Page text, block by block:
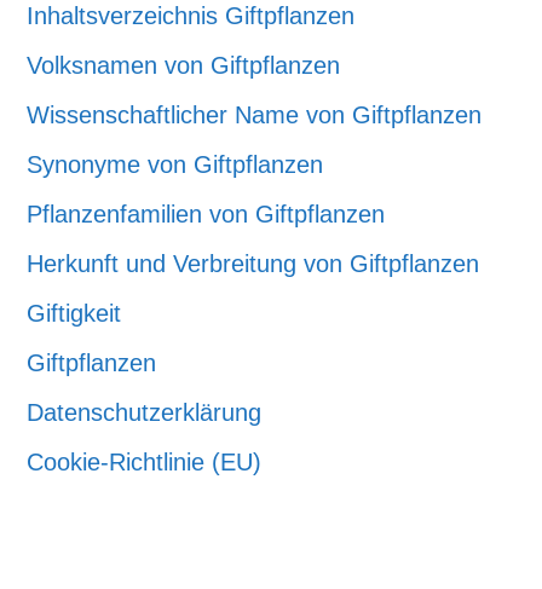
Inhaltsverzeichnis Giftpflanzen
Volksnamen von Giftpflanzen
Wissenschaftlicher Name von Giftpflanzen
Synonyme von Giftpflanzen
Pflanzenfamilien von Giftpflanzen
Herkunft und Verbreitung von Giftpflanzen
Giftigkeit
Giftpflanzen
Datenschutzerklärung
Cookie-Richtlinie (EU)